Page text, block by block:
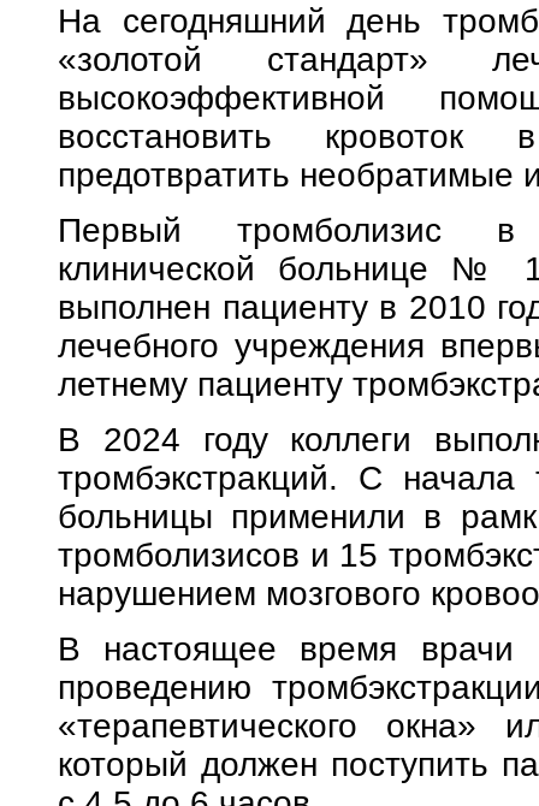
На сегодняшний день
«золотой стандарт»
высокоэффективной
восстановить
предотвратить необратимые
Первый тромболизис в
клинической больнице №
выполнен пациенту в 2010
лечебного учреждения
летнему пациенту
В 2024 году коллеги
тромбэкстракций. С
больницы применили в
тромболизисов и 15
нарушением мозгового
В настоящее время врачи
проведению
«терапевтического окна»
который должен поступить